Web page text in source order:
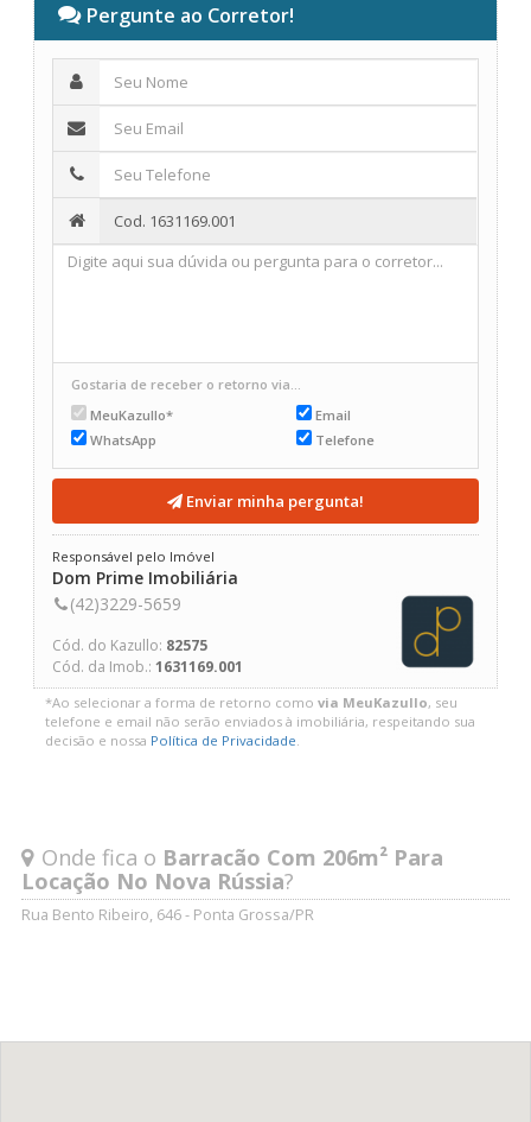
Pergunte ao Corretor!
Gostaria de receber o retorno via...
MeuKazullo*
Email
WhatsApp
Telefone
Enviar minha pergunta!
Responsável pelo Imóvel
Dom Prime Imobiliária
(42)3229-5659
Cód. do Kazullo: 82575
Cód. da Imob.: 1631169.001
*Ao selecionar a forma de retorno comovia MeuKazullo, seu
telefone e email não serão enviados à imobiliária, respeitando sua
decisão e nossa Política de Privacidade.
Onde fica o Barracão Com 206m² Para
Locação No Nova Rússia?
Rua Bento Ribeiro, 646 - Ponta Grossa/PR